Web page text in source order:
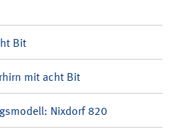
Bit
mit acht Bit
Nixdorf 820